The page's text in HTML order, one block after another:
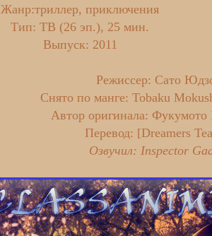
Жанр:триллер, приключения
Тип: ТВ (26 эп.), 25 мин.
Выпуск: 2011
Режиссер: Сато
Снято по манге: Tobaku
Автор оригинала: Фукумото
Перевод: [Dreamers
Озвучил: Inspector